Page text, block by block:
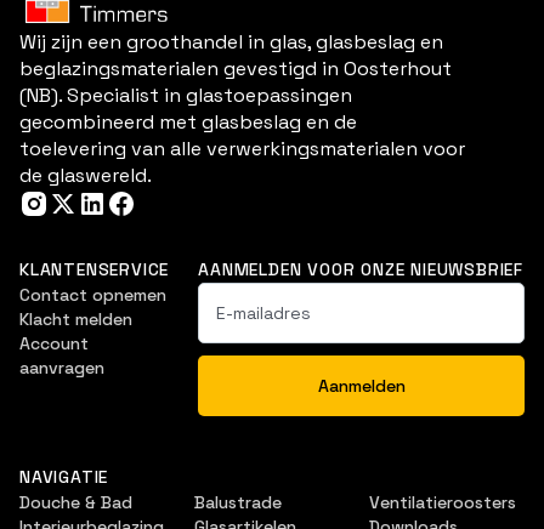
Wij zijn een groothandel in glas, glasbeslag en
beglazingsmaterialen gevestigd in Oosterhout
(NB). Specialist in glastoepassingen
gecombineerd met glasbeslag en de
toelevering van alle verwerkingsmaterialen voor
de glaswereld.
KLANTENSERVICE
Contact opnemen
Klacht melden
Account
aanvragen
AANMELDEN VOOR ONZE NIEUWSBRIEF
NAVIGATIE
Douche & Bad
Balustrade
Ventilatieroosters